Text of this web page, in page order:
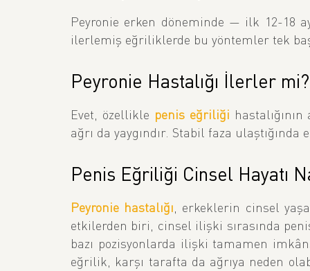
Peyronie erken döneminde — ilk 12-18
ilerlemiş eğriliklerde bu yöntemler tek
Peyronie Hastalığı İlerler mi?
Evet, özellikle penis eğriliği
ağrı da yaygındır. Stabil faza
Penis Eğriliği Cinsel Hayatı
Peyronie hastalığı , erkeklerin cinsel
etkilerden biri, cinsel ilişki sırasında
bazı pozisyonlarda ilişki tamamen
eğrilik, karşı tarafta da ağrıya neden